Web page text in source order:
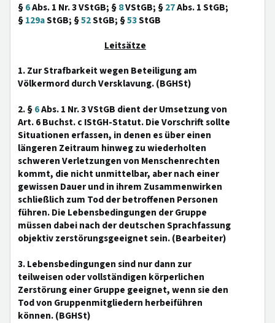
§6Abs. 1 Nr. 3 VStGB; §8VStGB; §27Abs. 1 StGB;
§129aStGB; §52StGB; §53StGB
Leitsätze
1. Zur Strafbarkeit wegen Beteiligung am
Völkermord durch Versklavung. (BGHSt)
2. §6Abs. 1 Nr. 3 VStGB dient der Umsetzung von
Art. 6 Buchst. c IStGH-Statut. Die Vorschrift sollte
Situationen erfassen, in denen es über einen
längeren Zeitraum hinweg zu wiederholten
schweren Verletzungen von Menschenrechten
kommt, die nicht unmittelbar, aber nach einer
gewissen Dauer und in ihrem Zusammenwirken
schließlich zum Tod der betroffenen Personen
führen. Die Lebensbedingungen der Gruppe
müssen dabei nach der deutschen Sprachfassung
objektiv zerstörungsgeeignet sein. (Bearbeiter)
3. Lebensbedingungen sind nur dann zur
teilweisen oder vollständigen körperlichen
Zerstörung einer Gruppe geeignet, wenn sie den
Tod von Gruppenmitgliedern herbeiführen
können. (BGHSt)